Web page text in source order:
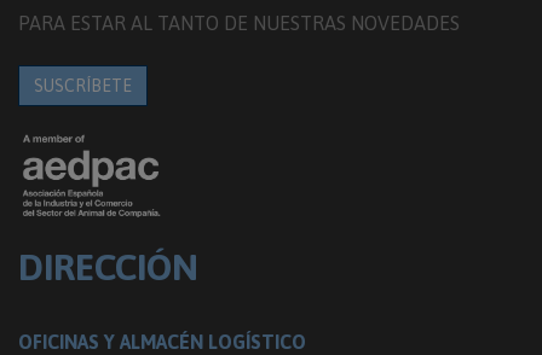
PARA ESTAR AL TANTO DE NUESTRAS NOVEDADES
SUSCRÍBETE
DIRECCIÓN
OFICINAS Y ALMACÉN LOGÍSTICO